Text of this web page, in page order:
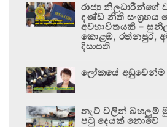
රාජ්‍ය නිලධාරීන්ගේ
දණ්ඩ නීති සංග්‍රහය
අවභාවිතයකි –
කොළඹ, රත්නපුර,
දිසාපති
ලෝකයේ අඩුවෙන්ම
නැව් වලින් බහලුම්
පටු දෙයක් නොවේ